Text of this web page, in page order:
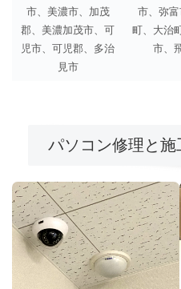
市、美濃市、加茂
郡、美濃加茂市、可
児市、可児郡、多治
見市
市、弥
町、大治
市、
パソコン修理と